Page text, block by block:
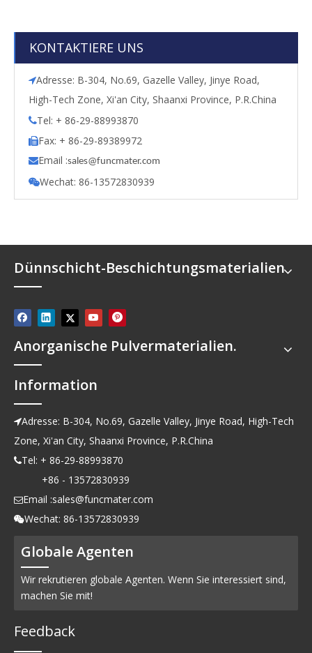
KONTAKTIERE UNS
Adresse: B-304, No.69, Gazelle Valley, Jinye Road,
High-Tech Zone, Xi'an City, Shaanxi Province, P.R.China
Tel: + 86-29-88993870
Fax: + 86-29-89389972
Email :sales@funcmater.com
Wechat: 86-13572830939
Dünnschicht-Beschichtungsmaterialien
Anorganische Pulvermaterialien.
Information
Adresse: B-304, No.69, Gazelle Valley, Jinye Road, High-Tech
Zone, Xi'an City, Shaanxi Province, P.R.China
Tel: + 86-29-88993870
+86 - 13572830939
Email :sales@funcmater.com
Wechat: 86-13572830939
Globale Agenten
Wir rekrutieren globale Agenten. Wenn Sie interessiert sind,
machen Sie mit!
Feedback